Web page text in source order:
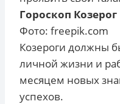
Гороскоп Козерог
Фото: freepik.com
Козероги должны
личной жизни и
месяцем новых
успехов.